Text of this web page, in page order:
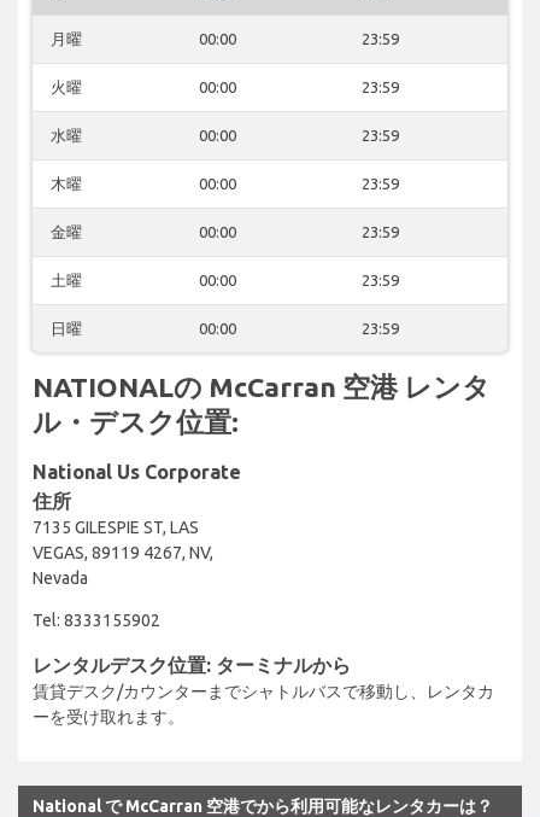
月曜 00:00 23:59
火曜 00:00 23:59
水曜 00:00 23:59
木曜 00:00 23:59
金曜 00:00 23:59
土曜 00:00 23:59
日曜 00:00 23:59
NATIONALの McCarran 空港 レンタ
ル・デスク位置:
National Us Corporate
住所
7135 GILESPIE ST, LAS
VEGAS, 89119 4267, NV,
Nevada
Tel: 8333155902
レンタルデスク位置: ターミナルから
賃貸デスク/カウンターまでシャトルバスで移動し、レンタカ
ーを受け取れます。
National で McCarran 空港でから利用可能なレンタカーは？